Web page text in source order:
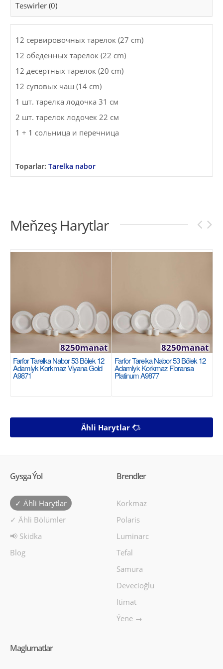
Teswirler (0)
12 сервировочных тарелок (27 cm)
12 обеденных тарелок (22 cm)
12 десертных тарелок (20 cm)
12 суповых чаш (14 cm)
1 шт. тарелка лодочка 31 см
2 шт. тарелок лодочек 22 см
1 + 1 сольница и перечница
Toparlar: Tarelka nabor
Meňzeş Harytlar
Farfor Tarelka Nabor 53 Bölek 12
Adamlyk Korkmaz Viyana Gold
A9871
8250manat
Farfor Tarelka Nabor 53 Bölek 12
Adamlyk Korkmaz Floransa
Platinum A9877
8250manat
Ähli Harytlar
Gysga Ýol
✓ Ähli Harytlar
✓ Ähli Bölümler
📢 Skidka
Blog
Brendler
Korkmaz
Polaris
Luminarc
Tefal
Samura
Devecioğlu
Itimat
Ýene →
Maglumatlar